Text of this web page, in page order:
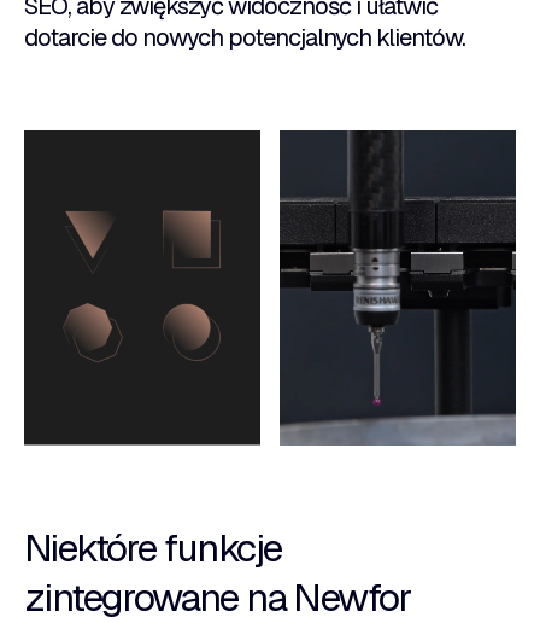
dotarcie do nowych potencjalnych klientów.
Niektóre funkcje
zintegrowane na Newfor